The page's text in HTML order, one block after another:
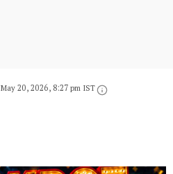
May 20, 2026, 8:27 pm IST